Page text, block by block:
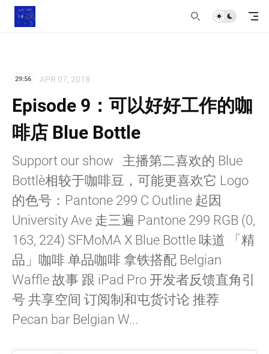
29:56 APR 07, 2018
Episode 9：可以好好工作的咖
啡店 Blue Bottle
Support our show 主播第二喜欢的 Blue
Bottle，相较于咖啡豆，可能更喜欢它 Logo
的色号：Pantone 299 C Outline 起因
University Ave 走三遍 Pantone 299 RGB (0,
163, 224) SFMoMA X Blue Bottle 味道 「精
品」咖啡 单品咖啡 拿铁搭配 Belgian
Waffle 故事 跟 iPad Pro 开发者反馈直角引
号 共享空间 订阅制和屯货讨论 推荐
Pecan bar Belgian W...